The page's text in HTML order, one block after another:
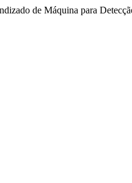
de Máquina para